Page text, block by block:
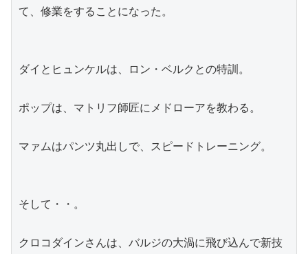
て、修業をすることになった。
ダイとヒュンケルは、ロン・ベルクとの特訓。
ポップは、マトリフ師匠にメドローアを教わる。
マァムはパンツ丸出しで、スピードトレーニング。
そして・・。
クロコダインさんは、バルジの大渦に飛び込んで新技